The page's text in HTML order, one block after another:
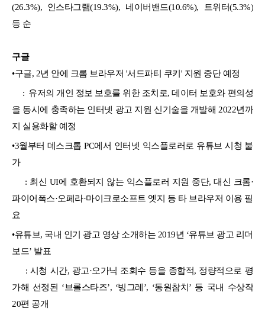
(26.3%), 인스타그램(19.3%), 네이버밴드(10.6%), 트위터(5.3%)
등 순
구글
•구글, 2년 안에 크롬 브라우저 '서드파티 쿠키' 지원 중단 예정
: 유저의 개인 정보 보호를 위한 조치로, 데이터 보호와 편의성
을 동시에 충족하는 인터넷 광고 지원 신기술을 개발해 2022년까
지 실용화할 예정
•3월부터 데스크톱 PC에서 인터넷 익스플로러로 유튜브 시청 불
가
: 최신 UI에 호환되지 않는 익스플로러 지원 중단, 대신 크롬·
파이어폭스·오페라·마이크로소프트 엣지 등 타 브라우저 이용 필
요
•유튜브, 국내 인기 광고 영상 소개하는 2019년 ‘유튜브 광고 리더
보드’ 발표
: 시청 시간, 광고·오가닉 조회수 등을 종합적, 정량적으로 평
가해 선정된 ‘브롤스타즈’, ‘빙그레’, ‘동원참치’ 등 국내 수상작
20편 공개